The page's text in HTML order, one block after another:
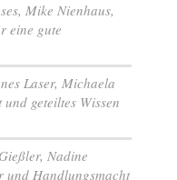
Mike Nienhaus,
eine gute
Laser, Michaela
geteiltes Wissen
Nadine
und Handlungsmacht